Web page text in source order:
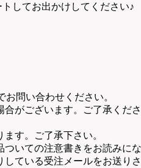
してお出かけしてください♪
お問い合わせください。
がございます。ご了承くださ
す。ご了承下さい。
ついての注意書きをお読みに
ている受注メールをお送